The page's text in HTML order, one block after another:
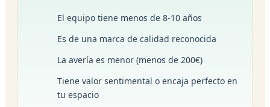
El equipo tiene menos de 8-10 años
Es de una marca de calidad reconocida
La avería es menor (menos de 200€)
Tiene valor sentimental o encaja perfecto en
tu espacio